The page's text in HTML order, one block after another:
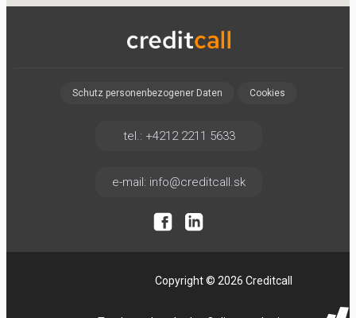
Schutz personenbezogener Daten Cookies
tel.: +4212 2211 5633
e-mail: info@creditcall.sk
Copyright © 2026 Creditcall